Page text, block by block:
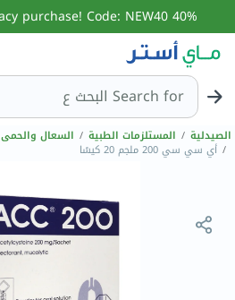
40% off 1st online pharmacy purchase! Code: NEW40
Search for البحث عن
الصيدلية / المستلزمات الطبية / السعال والحمى
/ أي سي سي 200 ملجم 20 كيسًا